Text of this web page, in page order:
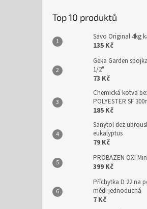
Top 10 produktů
Savo Original 4kg
135 Kč
Geka Garden
1/2"
73 Kč
Chemická kotva
POLYESTER SF
185 Kč
Sanytol dez
eukalyptus
79 Kč
PROBAZEN OXI
399 Kč
Příchytka D 22 na
mědi jednoduchá
7 Kč